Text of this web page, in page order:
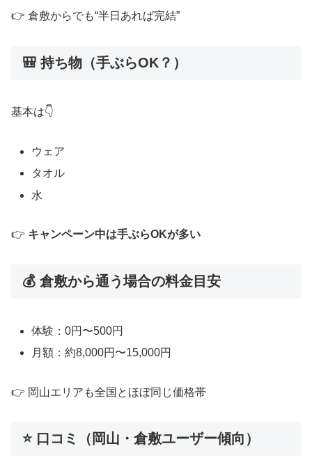
👉 倉敷からでも“半日あれば完結”
🎒 持ち物（手ぶらOK？）
基本は👇
ウェア
タオル
水
👉 キャンペーン中は手ぶらOKが多い
💰 倉敷から通う場合の料金目安
体験：0円〜500円
月額：約8,000円〜15,000円
👉 岡山エリアも全国とほぼ同じ価格帯
⭐ 口コミ（岡山・倉敷ユーザー傾向）